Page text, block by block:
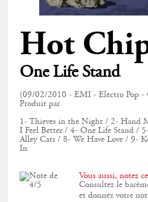
Hot
One Life Stand
(09/02/2010 - EMI - Electro Pop -
Produit par
1- Thieves in the Night / 2- Hand
I Feel Better / 4- One Life Stand /
Alley Cats / 8- We Have Love / 9-
In
Vous aussi, notez
Consultez le
et donnez votre